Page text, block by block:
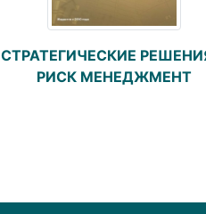
СТРАТЕГИЧЕСКИЕ
РИСК МЕНЕДЖМЕНТ